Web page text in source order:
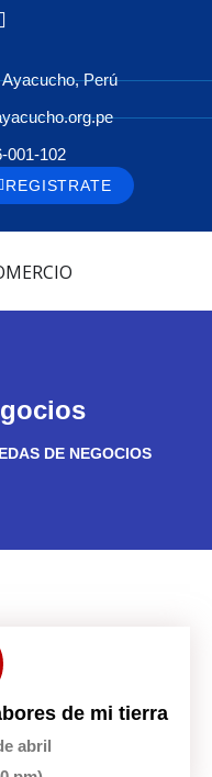
Perú
001-102
REGISTRATE
DE NEGOCIOS
de mi tierra
abril